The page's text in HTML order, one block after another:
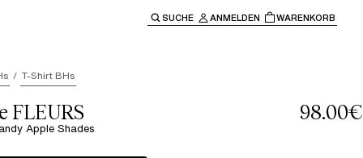
oder "Escape" um zur Hauptnavigation
SUCHE ANMELDEN WARENKORB
T-Shirt BHs
FLEURS
Apple Shades
98.00€